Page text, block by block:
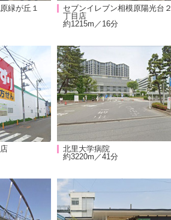
緑が丘１
セブンイレブン相模原陽光台２
丁目店
約1215m／16分
北里大学病院
約3220m／41分